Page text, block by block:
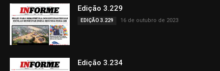
Edição 3.229
EDIÇÃO 3.229 16 de outubro de 2023
Edição 3.234